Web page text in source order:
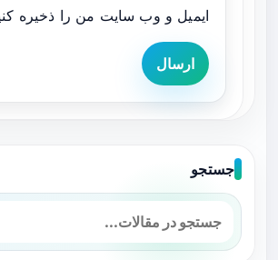
ایمیل و وب سایت من را ذخیره
ارسال
جستجو